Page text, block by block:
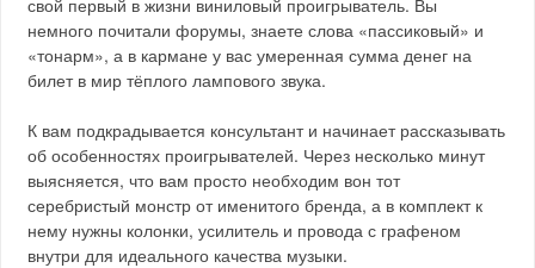
немного почитали форумы, знаете слова «пассиковый» и
«тонарм», а в кармане у вас умеренная сумма денег на
билет в мир тёплого лампового звука.
К вам подкрадывается консультант и начинает рассказывать
об особенностях проигрывателей. Через несколько минут
выясняется, что вам просто необходим вон тот
серебристый монстр от именитого бренда, а в комплект к
нему нужны колонки, усилитель и провода с графеном
внутри для идеального качества музыки.